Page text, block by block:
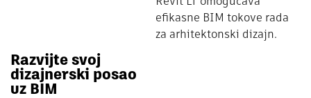
Revit LT omogućava
efikasne BIM tokove rada
za arhitektonski dizajn.
Razvijte svoj
dizajnerski posao
uz BIM